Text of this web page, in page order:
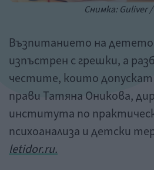
Снимка: Guliver
Възпитанието на детето
изпъстрен с грешки, а
честите, които
прави Татяна Оникова,
института по
психоанализа и детски
letidor.ru.